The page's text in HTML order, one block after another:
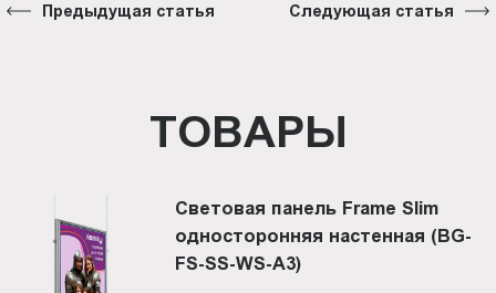
Предыдущая статья Следующая статья
ТОВАРЫ
Световая панель Frame Slim
односторонняя настенная (BG-
FS-SS-WS-A3)